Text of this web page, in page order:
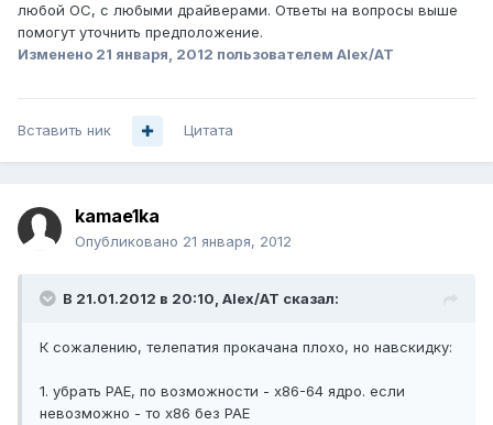
любой ОС, с любыми драйверами. Ответы на вопросы выше
помогут уточнить предположение.
Изменено 21 января, 2012 пользователем Alex/AT
Вставить ник Цитата
kamae1ka
Опубликовано 21 января, 2012
В 21.01.2012 в 20:10, Alex/AT сказал:
К сожалению, телепатия прокачана плохо, но навскидку:
1. убрать PAE, по возможности - x86-64 ядро. если
невозможно - то x86 без PAE